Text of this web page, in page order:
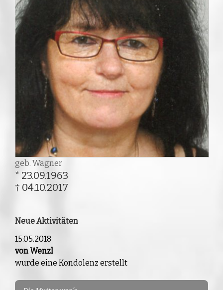
geb. Wagner
* 23.09.1963
† 04.10.2017
Neue Aktivitäten
15.05.2018
von Wenzl
wurde eine Kondolenz erstellt